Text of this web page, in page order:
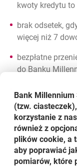
kwoty kredytu to
brak odsetek,
więcej niż 7
bezpłatne
do Banku
możliwość
podczas jednej
2 000 zł bez
oprocentowanie
wykorzystanej,
Bank
(tzw.
korzystanie z
również z
plików cookie, a
aby poprawiać
pomiarów, które